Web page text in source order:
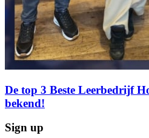
De top 3 Beste Leerbedrijf
bekend!
Sign up